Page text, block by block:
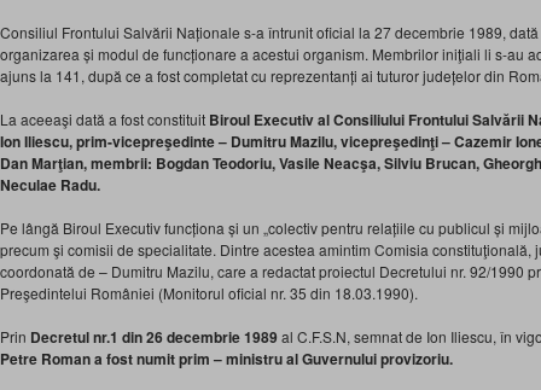
Consiliul Frontului Salvării Naționale s-a întrunit oficial la 27 decembrie 1989,
organizarea și modul de funcționare a acestui organism. Membrilor iniţiali li s-au
ajuns la 141, după ce a fost completat cu reprezentanți ai tuturor județelor din
La aceeaşi dată a fost constituit Biroul Executiv al Consiliului Frontului Salvării
Ion Iliescu, prim-vicepreşedinte – Dumitru Mazilu, vicepreşedinţi – Cazemir
Dan Marţian, membrii: Bogdan Teodoriu, Vasile Neacşa, Silviu Brucan,
Neculae Radu.
Pe lângă Biroul Executiv funcționa și un „colectiv pentru relațiile cu publicul și
precum şi comisii de specialitate. Dintre acestea amintim Comisia
coordonată de – Dumitru Mazilu, care a redactat proiectul Decretului nr. 92/1990
Preşedintelui României (Monitorul oficial nr. 35 din 18.03.1990).
Prin Decretul nr.1 din 26 decembrie 1989al C.F.S.N, semnat de Ion Iliescu, în
Petre Roman a fost numit prim – ministru al Guvernului provizoriu.